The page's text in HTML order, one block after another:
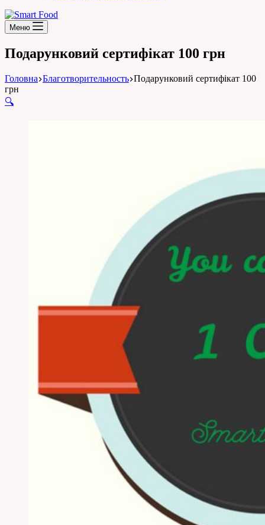
Меню
Подарунковий сертифікат 100 грн
Головна Благотворительность Подарунковий сертифікат 100
грн
🔍